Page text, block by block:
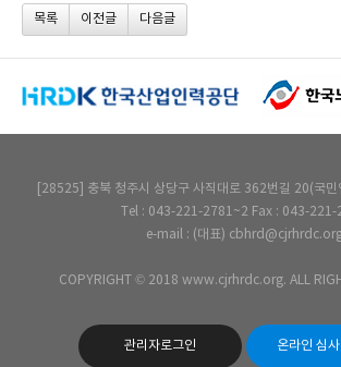
목록 이전글 다음글
[28525] 충북 청주시 상당구 사직대로 362번길 20(국민
Tel : 043-221-2781~2 Fax : 043-221-
e-mail : (대표)
COPYRIGHT © 2018 www.cjrhrdc.org. ALL
관리자로그인 온라인 심